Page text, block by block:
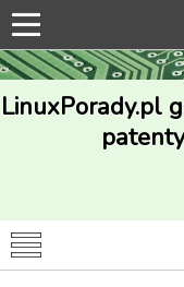
LinuxPorady.pl